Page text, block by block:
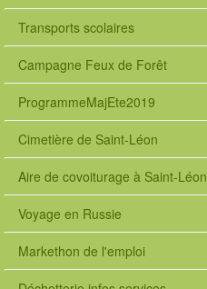
Transports scolaires
Campagne Feux de Forêt
ProgrammeMajEte2019
Cimetière de Saint-Léon
Aire de covoiturage à Saint-Léon
Voyage en Russie
Markethon de l'emploi